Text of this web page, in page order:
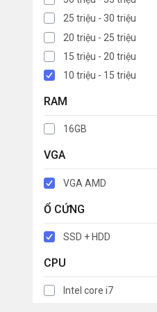
25 triệu - 30 triệu
20 triệu - 25 triệu
15 triệu - 20 triệu
10 triệu - 15 triệu
RAM
16GB
VGA
VGA AMD
Ổ CỨNG
SSD + HDD
CPU
Intel core i7